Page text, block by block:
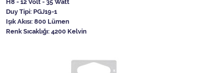
H8 - 12 Volt - 35 Watt
Duy Tipi: PGJ19-1
Işık Akısı: 800 Lümen
Renk Sıcaklığı: 4200 Kelvin